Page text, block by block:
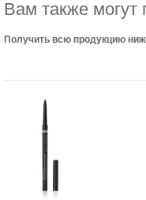
Вам также могут
Получить всю продукцию